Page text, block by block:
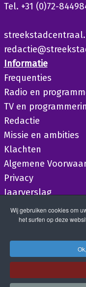
Tel. +31 (0)72-
Informatie
Frequenties
Radio en
TV en
Redactie
Missie en ambities
Klachten
Algemene
Privacy
Jaarverslag
Wij gebruiken cookies om
het surfen op deze